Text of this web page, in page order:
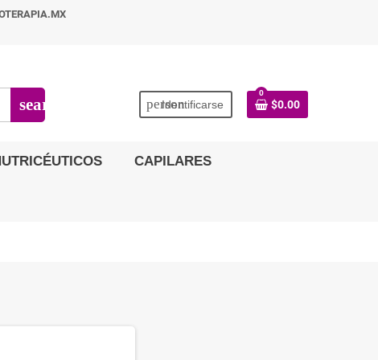
search person
Identificarse
0
$0.00
CAPILARES